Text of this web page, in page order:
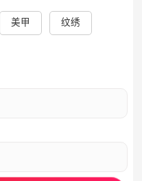
美甲 纹绣